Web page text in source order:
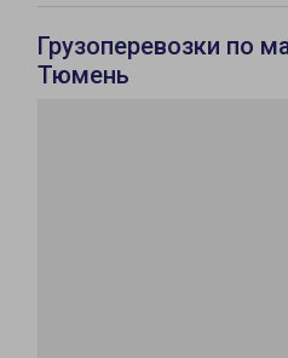
Грузоперевозки по
Тюмень